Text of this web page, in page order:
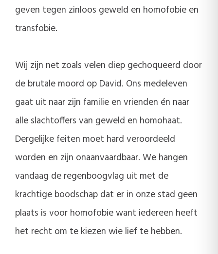
geven tegen zinloos geweld en homofobie en
transfobie.
Wij zijn net zoals velen diep gechoqueerd door
de brutale moord op David. Ons medeleven
gaat uit naar zijn familie en vrienden én naar
alle slachtoffers van geweld en homohaat.
Dergelijke feiten moet hard veroordeeld
worden en zijn onaanvaardbaar. We hangen
vandaag de regenboogvlag uit met de
krachtige boodschap dat er in onze stad geen
plaats is voor homofobie want iedereen heeft
het recht om te kiezen wie lief te hebben.